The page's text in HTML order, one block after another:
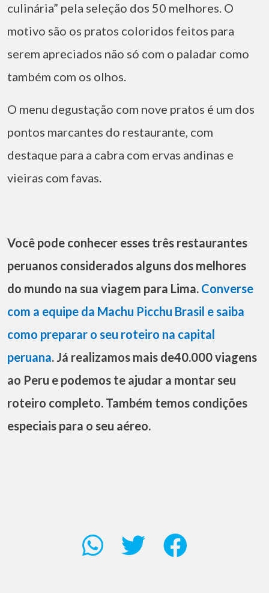
culinária” pela seleção dos 50 melhores. O
motivo são os pratos coloridos feitos para
serem apreciados não só com o paladar como
também com os olhos.
O menu degustação com nove pratos é um dos
pontos marcantes do restaurante, com
destaque para a cabra com ervas andinas e
vieiras com favas.
Você pode conhecer esses três restaurantes
peruanos considerados alguns dos melhores
do mundo na sua viagem para Lima. Converse
com a equipe da Machu Picchu Brasil e saiba
como preparar o seu roteiro na capital
peruana. Já realizamos mais de40.000 viagens
ao Peru e podemos te ajudar a montar seu
roteiro completo. Também temos condições
especiais para o seu aéreo.